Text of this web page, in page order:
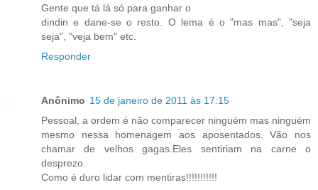
Gente que tá lá só para ganhar o
dindin e dane-se o resto. O lema é o "mas mas", "seja
seja", "veja bem" etc.
Responder
Anônimo 15 de janeiro de 2011 às 17:15
Pessoal, a ordem é não comparecer ninguém mas ninguém
mesmo nessa homenagem aos aposentados. Vão nos
chamar de velhos gagas.Eles sentiriam na carne o
desprezo.
Como é duro lidar com mentiras!!!!!!!!!!!